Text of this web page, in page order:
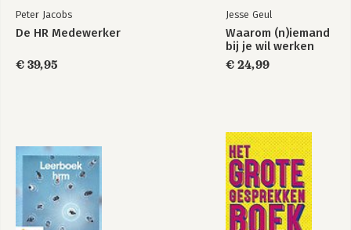
2.1 Cijfers en letters 41
2.2 Los-vast 42
2.3 Toekomstplannen 43
2.3.2 Wat is nodig om plannen te realiseren? 44
2.4.2 Wat hebben we nodig? 49
2.4.3 Wat hebben we in huis? 49
2.4.4 Het personeelsjaarplan 50
2.5 Roosters maken 51
2.5.1 De vraag naar medewerkers 51
2.5.2 Het aanbod van medewerkers 52
Peter Jacobs
De HR Medewerker
€ 39,95
Jesse Geul
Waarom (n)iemand
bij je wil werken
€ 24,99